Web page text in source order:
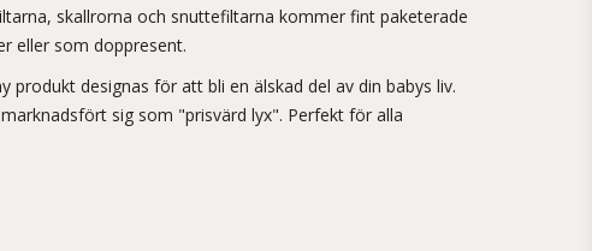
skallrorna och snuttefiltarna kommer fint paketerade
eller som doppresent.
designas för att bli en älskad del av din babys liv.
sig som "prisvärd lyx". Perfekt för alla